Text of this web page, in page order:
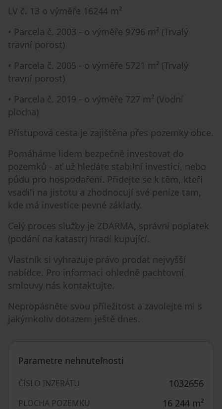
LV č. 13 o výměře 16244 m²
• Parcela č. 2003 - o výměře 9796 m² (Trvalý
travní porost)
• Parcela č. 2005 - o výměře 5721 m² (Trvalý
travní porost)
• Parcela č. 2019 - o výměře 727 m² (Vodní
plocha)
Přístupová cesta je zajištěna přes pozemky obce.
Pomáháme lidem bezpečně investovat do
pozemků - ať už hledáte stabilní investici, nebo
půdu pro hospodaření. Přidejte se k těm, kteří
vsadili na jistotu a zhodnocují své peníze tam,
kde má investice pevné základy.
Celý proces služby je ZDARMA, správní poplatek
(podání na katastr) hradí kupující.
Vlastník si vyhrazuje právo prodat nejvyšší
nabídce. Pro informaci ohledně pachtovní
smlouvy nás kontaktujte.
Nepropásněte svou příležitost a zavolejte mi s
jakýmkoliv dotazem ještě dnes.
Parametre nehnuteľnosti
ČÍSLO INZERÁTU 1032656
PLOCHA POZEMKU 16 244 m²